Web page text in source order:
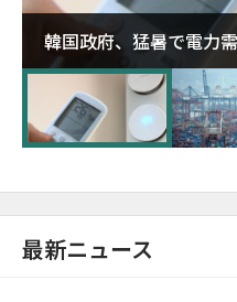
韓国政府、猛暑で電力
に需給対応体制を点検
最新ニュース